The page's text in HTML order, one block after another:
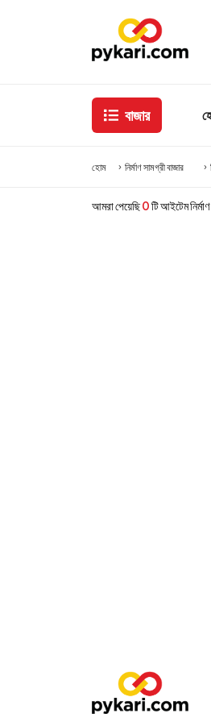
বাজার
হোম নির্মাণ সামগ্রী বাজার
আমরা পেয়েছি0টি আইটেম নির্মাণ